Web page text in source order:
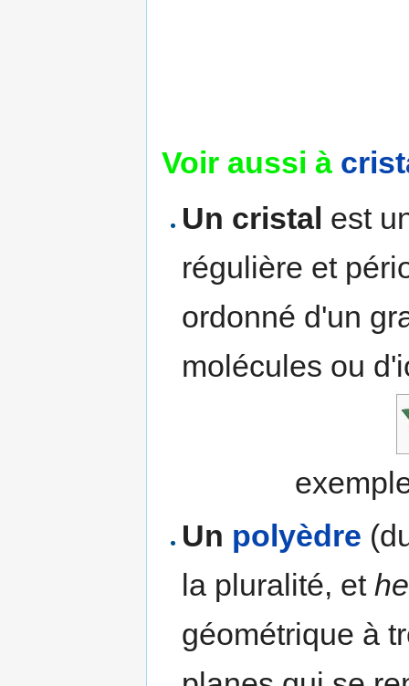
Voir aussi à
Un cristal est
régulière et
ordonné d'un
molécules ou
Un polyèdre
la pluralité, et
géométrique à